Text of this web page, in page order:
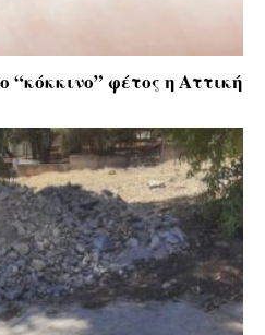
“κόκκινο” φέτος η Αττική